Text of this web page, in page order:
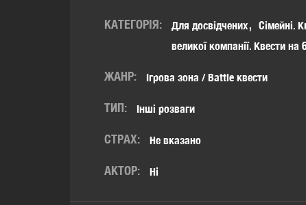
КАТЕГОРІЯ: Для досвідчених Сімейні.
великої компанії. Квести на
ЖАНР: Ігрова зона / Battle квести
ТИП: Інші розваги
СТРАХ: Не вказано
АКТОР: Ні